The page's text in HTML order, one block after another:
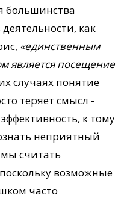
большинства
как
«единственным
является посещение
случаях понятие
теряет смысл -
к тому
неприятный
считать
возможные
часто